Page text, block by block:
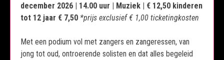
december 2026 | 14.00 uur | Muziek | € 12,50 kinderen
tot 12 jaar € 7,50 *prijs exclusief € 1,00 ticketingkosten
Met een podium vol met zangers en zangeressen, van
jong tot oud, ontroerende solisten en dat alles begeleid